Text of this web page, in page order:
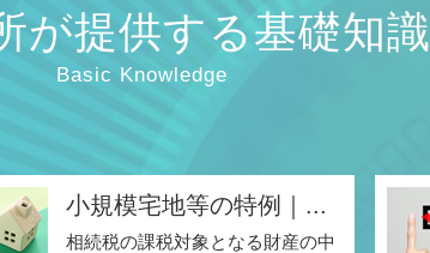
が提供する基礎知識
Basic Knowledge
小規模宅地等の特例｜...
相続税の課税対象となる財産の中